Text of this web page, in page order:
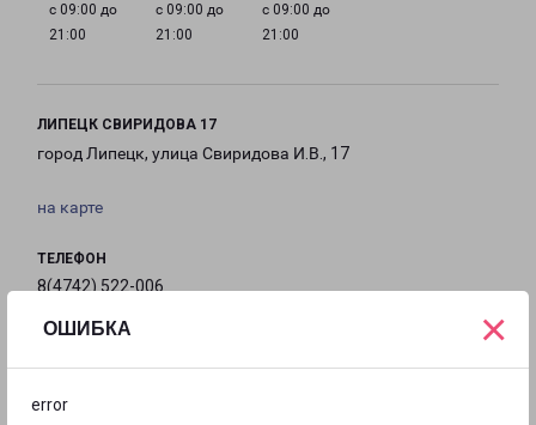
ОШИБКА
error
×
с 09:00 до
21:00
с 09:00 до
21:00
с 09:00 до
21:00
ЛИПЕЦК СВИРИДОВА 17
город Липецк, улица Свиридова И.В., 17
на карте
ТЕЛЕФОН
8(4742) 522-006
EMAIL
lipetsk@pecom.ru